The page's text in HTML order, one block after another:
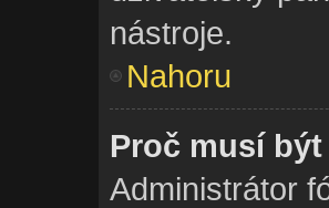
nástroje.
Nahoru
Proč musí
Administrátor